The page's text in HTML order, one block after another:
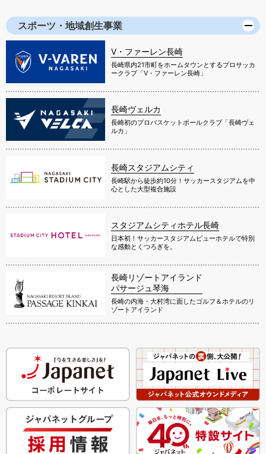
スポーツ・地域創生事業
V・ファーレン長崎
長崎県内21市町をホームタウンとするプロサッカ
ークラブ「V・ファーレン長崎」
長崎ヴェルカ
長崎初のプロバスケットボールクラブ「長崎ヴェ
ルカ」
長崎スタジアムシティ
長崎駅から徒歩約10分！サッカースタジアムを中
心とした大型複合施設
スタジアムシティホテル長崎
日本初！サッカースタジアムビューホテルで特別
な感動とくつろぎを。
長崎リゾートアイランド
パサージュ琴海
長崎の内海・大村湾に面したゴルフ＆ホテルのリ
ゾートアイランド